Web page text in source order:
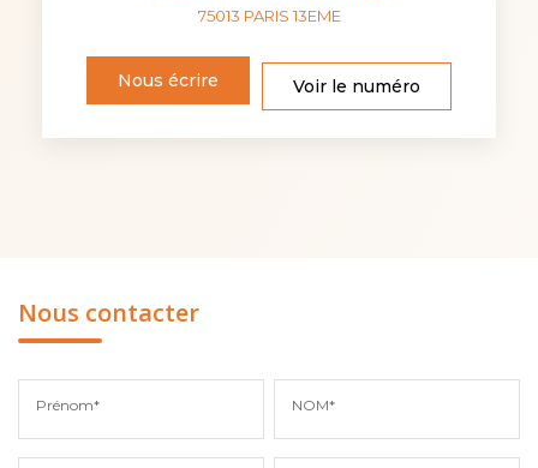
75013 PARIS 13EME
Nous écrire Voir le numéro
Nous contacter
Prénom* NOM*